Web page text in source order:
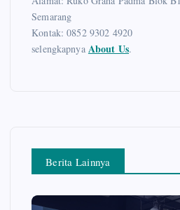
Semarang
Kontak: 0852 9302 4920
selengkapnya About Us.
Berita Lainnya